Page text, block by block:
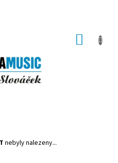
nebyly nalezeny...